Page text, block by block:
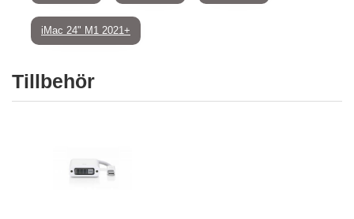
iMac 24" M1 2021+
Tillbehör